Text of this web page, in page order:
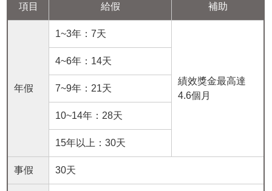
項目 給假 補助
年假
1~3年：7天
績效獎金最高達
4.6個月
4~6年：14天
7~9年：21天
10~14年：28天
15年以上：30天
事假 30天